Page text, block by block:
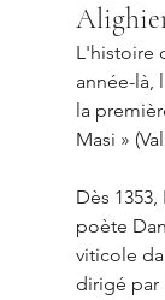
L'histoire
année-là,
la
Masi »
Dès
poète
viticole
dirigé par